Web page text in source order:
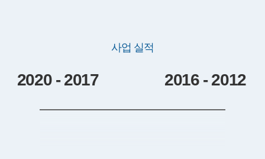
사업 실적
2020 - 2017 2016 - 2012